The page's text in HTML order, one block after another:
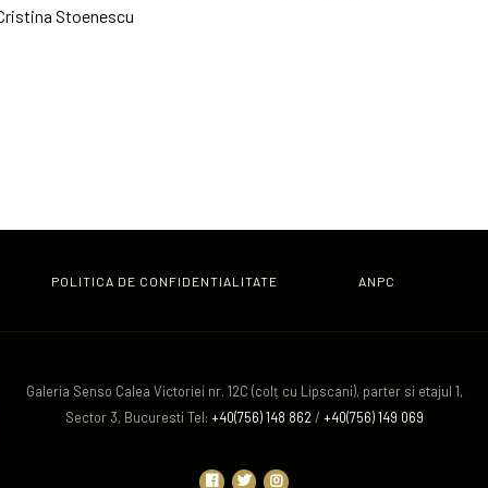
Stoenescu
cândva, o notă a muzicii universale – până la
clasa profesorului Florin Ciubotaru
POLITICA DE CONFIDENTIALITATE ANPC
Galeria Senso Calea Victoriei nr. 12C (colț cu Lipscani), parter si etajul 1,
Sector 3, Bucuresti Tel: +40(756) 148 862/ +40(756) 149 069